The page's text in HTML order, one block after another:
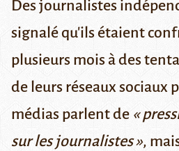
Des journalistes
signalé qu'ils étaient
plusieurs mois à des
de leurs réseaux sociaux
médias parlent de «
sur les journalistes »,